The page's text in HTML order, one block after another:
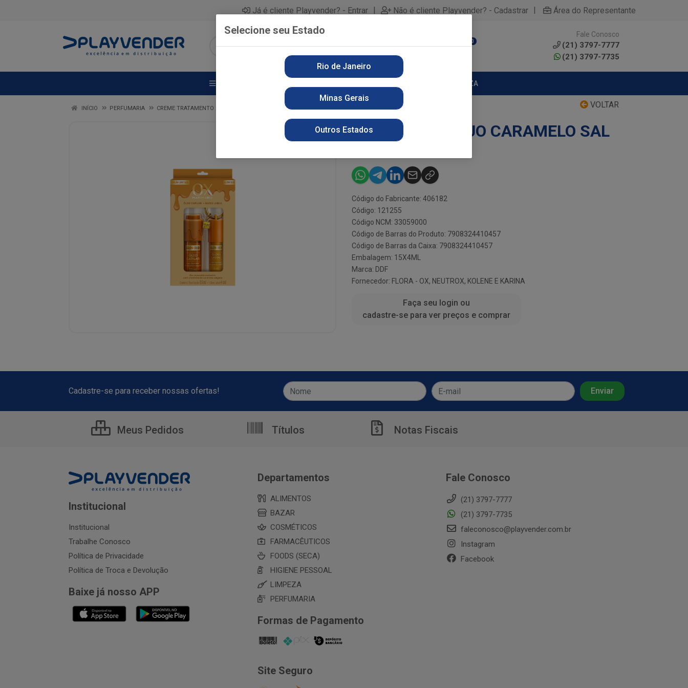
Já é cliente Playvender? - Entrar | Não é cliente Playvender? - Cadastrar | Área do Representante
0
Fale Conosco
(21) 3797-7777
(21) 3797-7735
LIMPEZA
VOLTAR
INÍCIO PERFUMARIA CREME TRATAMENTO POTE KIT OX GLOW DUO CARAMELO SAL 12X15 4ML
KIT OX GLOW DUO CARAMELO SAL
Código do Fabricante: 406182
Código: 121255
Código NCM: 33059000
Código de Barras do Produto: 7908324410457
Código de Barras da Caixa: 7908324410457
Embalagem: 15X4ML
Marca: DDF
Fornecedor: FLORA - OX, NEUTROX, KOLENE E KARINA
Faça seu login ou
cadastre-se para ver preços e comprar
Cadastre-se para receber nossas ofertas!
Meus Pedidos Títulos Notas Fiscais
Institucional
Institucional
Trabalhe Conosco
Política de Privacidade
Política de Troca e Devolução
Baixe já nosso APP
Departamentos
ALIMENTOS
BAZAR
COSMÉTICOS
FARMACÊUTICOS
FOODS (SECA)
HIGIENE PESSOAL
LIMPEZA
PERFUMARIA
Formas de Pagamento
Site Seguro
Fale Conosco
(21) 3797-7777
(21) 3797-7735
faleconosco@playvender.com.br
Instagram
Facebook
Selecione seu Estado
Rio de Janeiro
Minas Gerais
Outros Estados